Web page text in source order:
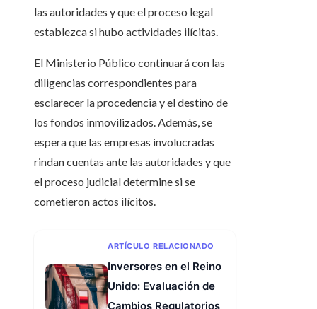
las autoridades y que el proceso legal
establezca si hubo actividades ilícitas.
El Ministerio Público continuará con las
diligencias correspondientes para
esclarecer la procedencia y el destino de
los fondos inmovilizados. Además, se
espera que las empresas involucradas
rindan cuentas ante las autoridades y que
el proceso judicial determine si se
cometieron actos ilícitos.
ARTÍCULO RELACIONADO
Inversores en el Reino
Unido: Evaluación de
Cambios Regulatorios